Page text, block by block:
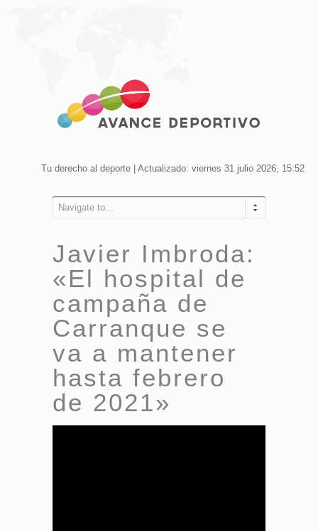
Tu derecho al deporte | Actualizado: viernes 31 julio 2026, 15:52
Navigate to...
Javier Imbroda:
«El hospital de
campaña de
Carranque se
va a mantener
hasta febrero
de 2021»